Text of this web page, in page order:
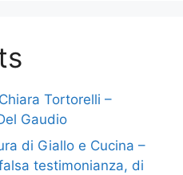
Tortorelli –
Gaudio
di Giallo e Cucina –
testimonianza, di